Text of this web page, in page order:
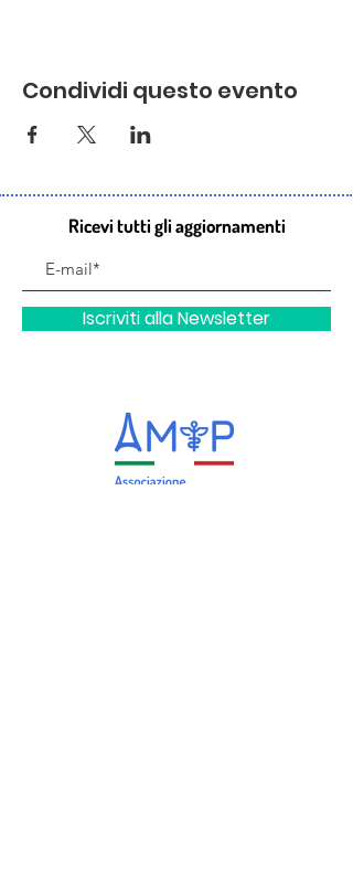
Condividi questo evento
Ricevi tutti gli aggiornamenti
Iscriviti alla Newsletter